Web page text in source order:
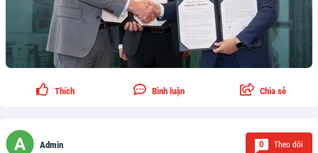
Thích Bình luận Chia sẻ
Admin 0 Theo dõi